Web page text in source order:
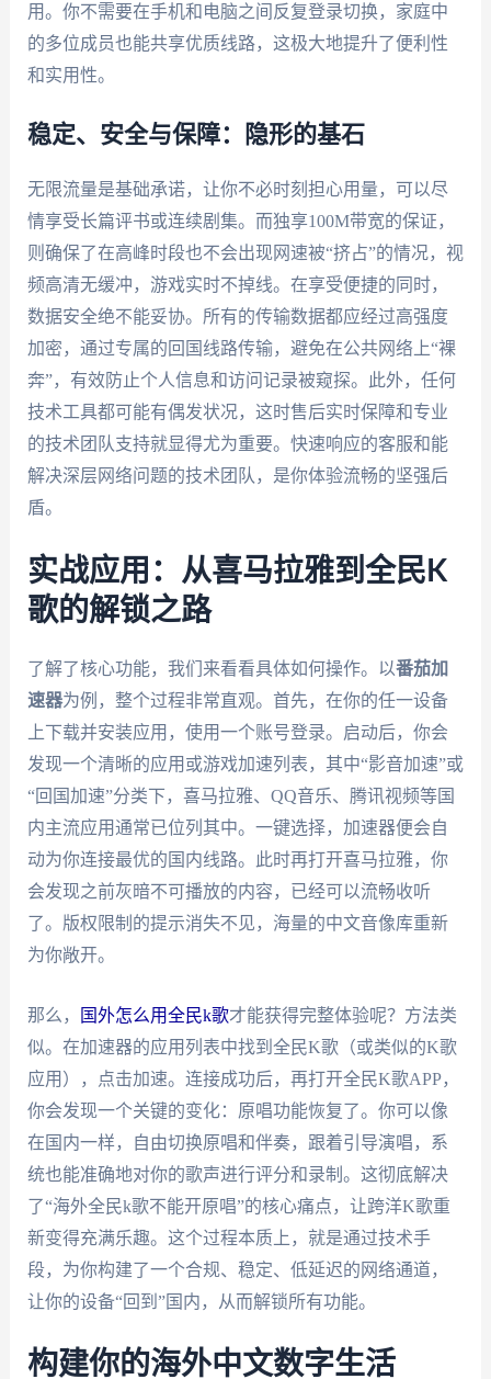
用。你不需要在手机和电脑之间反复登录切换，家庭中
的多位成员也能共享优质线路，这极大地提升了便利性
和实用性。
稳定、安全与保障：隐形的基石
无限流量是基础承诺，让你不必时刻担心用量，可以尽
情享受长篇评书或连续剧集。而独享100M带宽的保证，
则确保了在高峰时段也不会出现网速被“挤占”的情况，视
频高清无缓冲，游戏实时不掉线。在享受便捷的同时，
数据安全绝不能妥协。所有的传输数据都应经过高强度
加密，通过专属的回国线路传输，避免在公共网络上“裸
奔”，有效防止个人信息和访问记录被窥探。此外，任何
技术工具都可能有偶发状况，这时售后实时保障和专业
的技术团队支持就显得尤为重要。快速响应的客服和能
解决深层网络问题的技术团队，是你体验流畅的坚强后
盾。
实战应用：从喜马拉雅到全民K
歌的解锁之路
了解了核心功能，我们来看看具体如何操作。以番茄加
速器为例，整个过程非常直观。首先，在你的任一设备
上下载并安装应用，使用一个账号登录。启动后，你会
发现一个清晰的应用或游戏加速列表，其中“影音加速”或
“回国加速”分类下，喜马拉雅、QQ音乐、腾讯视频等国
内主流应用通常已位列其中。一键选择，加速器便会自
动为你连接最优的国内线路。此时再打开喜马拉雅，你
会发现之前灰暗不可播放的内容，已经可以流畅收听
了。版权限制的提示消失不见，海量的中文音像库重新
为你敞开。
那么， 国外怎么用全民k歌才能获得完整体验呢？方法类
似。在加速器的应用列表中找到全民K歌（或类似的K歌
应用），点击加速。连接成功后，再打开全民K歌APP，
你会发现一个关键的变化：原唱功能恢复了。你可以像
在国内一样，自由切换原唱和伴奏，跟着引导演唱，系
统也能准确地对你的歌声进行评分和录制。这彻底解决
了“海外全民k歌不能开原唱”的核心痛点，让跨洋K歌重
新变得充满乐趣。这个过程本质上，就是通过技术手
段，为你构建了一个合规、稳定、低延迟的网络通道，
让你的设备“回到”国内，从而解锁所有功能。
构建你的海外中文数字生活